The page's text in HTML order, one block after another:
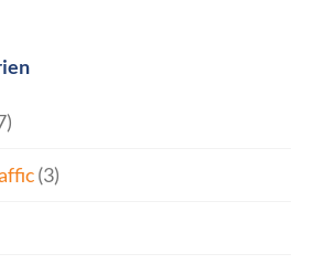
(3)